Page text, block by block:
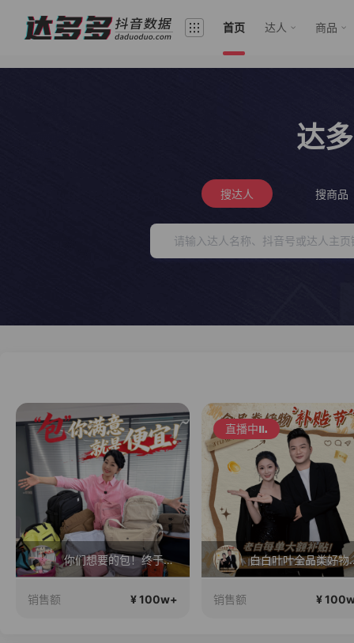
首页 达人 商品
达
搜达人 搜商品
你们想要的包！终于来了！包你满意！
销售额 ¥ 100w+
直播中
白白叶
销售额 ¥